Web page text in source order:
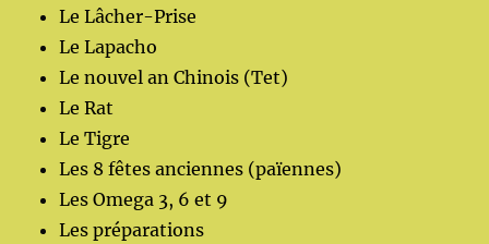
Le Lâcher-Prise
Le Lapacho
Le nouvel an Chinois (Tet)
Le Rat
Le Tigre
Les 8 fêtes anciennes (païennes)
Les Omega 3, 6 et 9
Les préparations